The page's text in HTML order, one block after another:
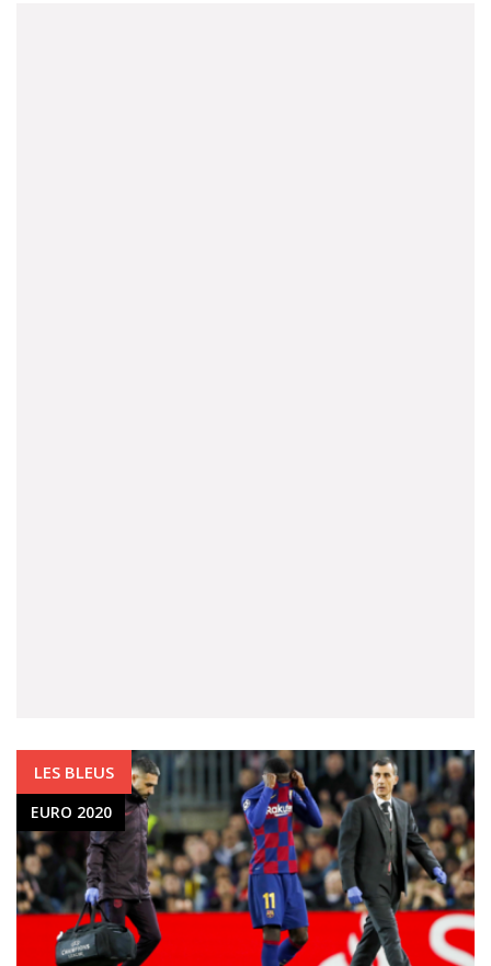
LES BLEUS
EURO 2020